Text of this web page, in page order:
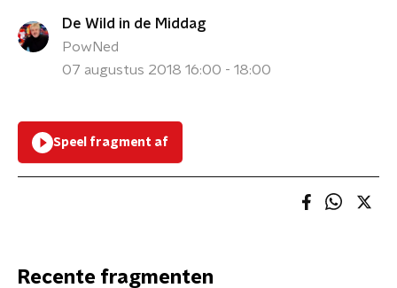
De Wild in de Middag
PowNed
07 augustus 2018 16:00 - 18:00
Speel fragment af
Recente fragmenten